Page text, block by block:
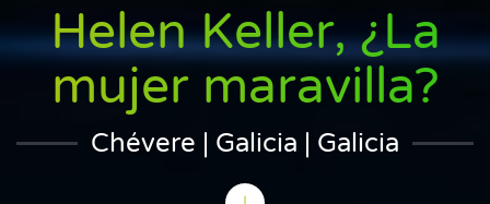
Helen Keller, ¿La
mujer maravilla?
Chévere | Galicia | Galicia